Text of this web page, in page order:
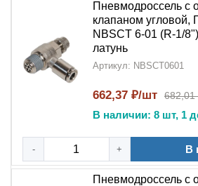
В станочных пневмосистемах
установках
5 причин выбрать:
Комбинированное решение
дроссель
одном корпусе
Качество исполнения
латуньгарантирует
Пневмодроссель с
клапаном угловой,
NBSCT 6-01 (R-1/
латунь
Артикул: NBSCT0601
662,37 ₽/шт 682,01
В наличии: 8 шт, 1
- + В
Пневмодроссель с